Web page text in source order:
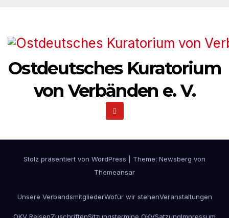
Ostdeutsches Kuratorium
von Verbänden e. V.
Stolz präsentiert von WordPress Theme: Newsberg von
Themeansar
Unsere VerbandsmitgliederWofür wir stehenVeranstaltungen